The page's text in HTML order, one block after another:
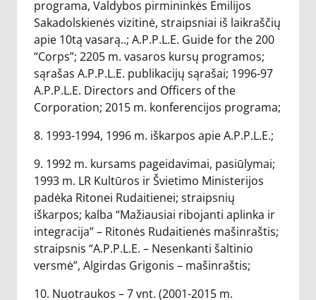
programa, Valdybos pirmininkės Emilijos
Sakadolskienės vizitinė, straipsniai iš laikraščių
apie 10tą vasarą..; A.P.P.L.E. Guide for the 200
“Corps”; 2205 m. vasaros kursų programos;
sąrašas A.P.P.L.E. publikacijų sąrašai; 1996-97
A.P.P.L.E. Directors and Officers of the
Corporation; 2015 m. konferencijos programa;
8. 1993-1994, 1996 m. iškarpos apie A.P.P.L.E.;
9. 1992 m. kursams pageidavimai, pasiūlymai;
1993 m. LR Kultūros ir Švietimo Ministerijos
padėka Ritonei Rudaitienei; straipsnių
iškarpos; kalba “Mažiausiai ribojanti aplinka ir
integracija” – Ritonės Rudaitienės mašinraštis;
straipsnis “A.P.P.L.E. – Nesenkanti šaltinio
versmė”, Algirdas Grigonis – mašinraštis;
10. Nuotraukos – 7 vnt. (2001-2015 m.